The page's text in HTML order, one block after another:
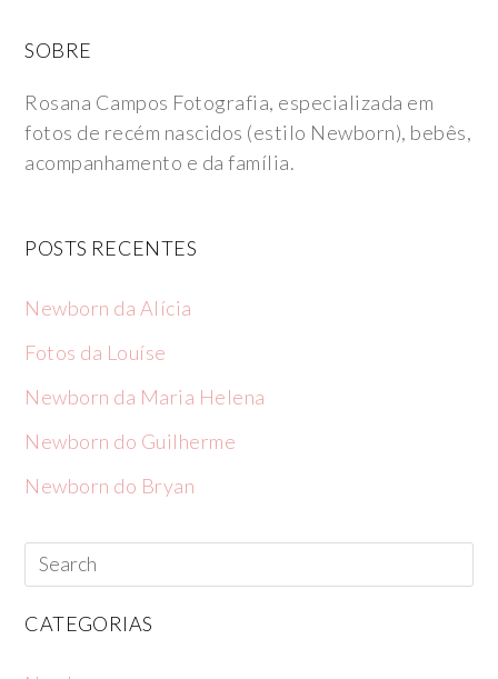
SOBRE
Rosana Campos Fotografia, especializada em
fotos de recém nascidos (estilo Newborn), bebês,
acompanhamento e da família.
POSTS RECENTES
Newborn da Alícia
Fotos da Louíse
Newborn da Maria Helena
Newborn do Guilherme
Newborn do Bryan
CATEGORIAS